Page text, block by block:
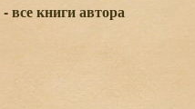
все книги автора